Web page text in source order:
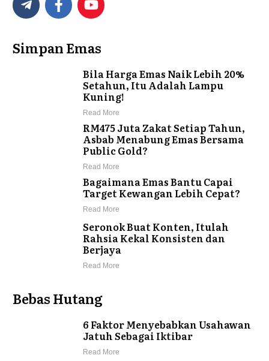
Simpan Emas
Bila Harga Emas Naik Lebih 20%
Setahun, Itu Adalah Lampu
Kuning!
Read More
RM475 Juta Zakat Setiap Tahun,
Asbab Menabung Emas Bersama
Public Gold?
Read More
Bagaimana Emas Bantu Capai
Target Kewangan Lebih Cepat?
Read More
Seronok Buat Konten, Itulah
Rahsia Kekal Konsisten dan
Berjaya
Read More
Bebas Hutang
6 Faktor Menyebabkan Usahawan
Jatuh Sebagai Iktibar
Read More